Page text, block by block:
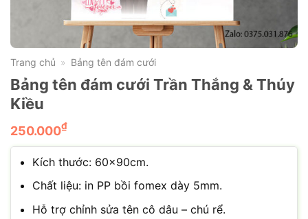
Trang chủ » Bảng tên đám cưới
Bảng tên đám cưới Trần Thắng & Thúy
Kiều
250.000₫
Kích thước: 60×90cm.
Chất liệu: in PP bồi fomex dày 5mm.
Hỗ trợ chỉnh sửa tên cô dâu – chú rể.